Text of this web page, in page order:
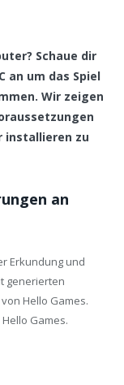
Schaue dir
an um das Spiel
Wir zeigen
installieren zu
an
Erkundung und
generierten
Hello Games.
Games.